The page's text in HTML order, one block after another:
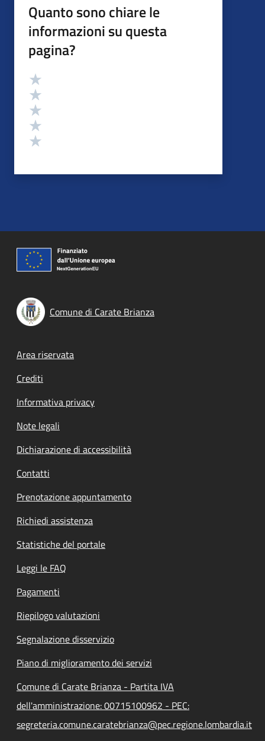
Quanto sono chiare le
informazioni su questa
pagina?
Valutazione
Comune di Carate Brianza
Footer menu
Area riservata
Crediti
Informativa privacy
Note legali
Dichiarazione di accessibilità
Contatti
Prenotazione appuntamento
Richiedi assistenza
Statistiche del portale
Leggi le FAQ
Pagamenti
Riepilogo valutazioni
Segnalazione disservizio
Piano di miglioramento dei servizi
Comune di Carate Brianza - Partita IVA
dell'amministrazione: 00715100962 - PEC:
segreteria.comune.caratebrianza@pec.regione.lombardia.it